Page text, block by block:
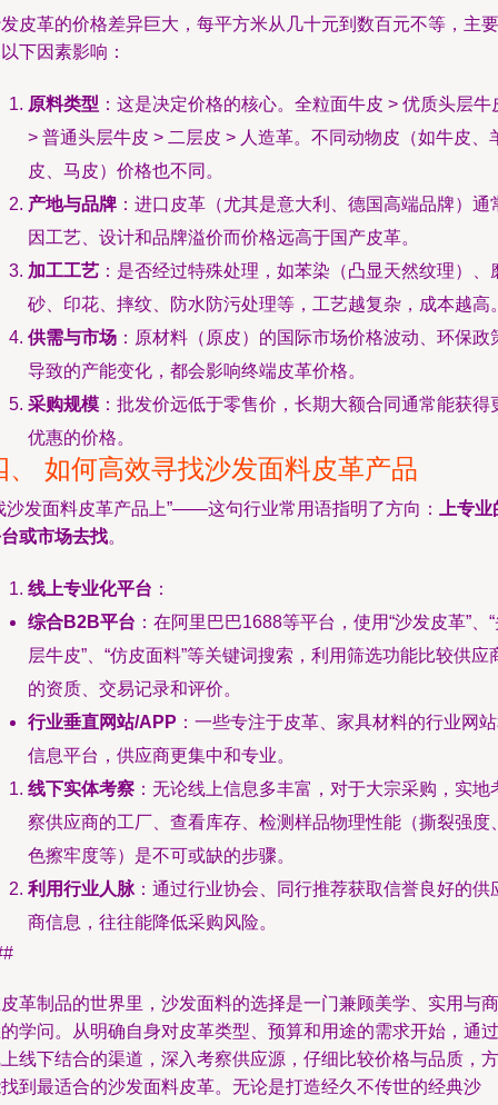
皮革的价格差异巨大，每平方米从几十元到数百元不等，主要
下因素影响：
原料类型 ：这是决定价格的核心。全粒面牛皮 > 优质头层牛
> 普通头层牛皮 > 二层皮 > 人造革。不同动物皮（如牛皮、
皮、马皮）价格也不同。
产地与品牌 ：进口皮革（尤其是意大利、德国高端品牌）通
因工艺、设计和品牌溢价而价格远高于国产皮革。
加工工艺 ：是否经过特殊处理，如苯染（凸显天然纹理）、
砂、印花、摔纹、防水防污处理等，工艺越复杂，成本越高
供需与市场 ：原材料（原皮）的国际市场价格波动、环保政
导致的产能变化，都会影响终端皮革价格。
采购规模 ：批发价远低于零售价，长期大额合同通常能获得
优惠的价格。
、 如何高效寻找沙发面料皮革产品
沙发面料皮革产品上”——这句行业常用语指明了方向：
上专业
或市场去找。
线上专业化平台 ：
综合B2B平台 ：在阿里巴巴1688等平台，使用“沙发皮革”、
层牛皮”、“仿皮面料”等关键词搜索，利用筛选功能比较供应
的资质、交易记录和评价。
行业垂直网站/APP ：一些专注于皮革、家具材料的行业网
信息平台，供应商更集中和专业。
线下实体考察 ：无论线上信息多丰富，对于大宗采购，实地
察供应商的工厂、查看库存、检测样品物理性能（撕裂强度
色擦牢度等）是不可或缺的步骤。
利用行业人脉 ：通过行业协会、同行推荐获取信誉良好的供
商信息，往往能降低采购风险。
革制品的世界里，沙发面料的选择是一门兼顾美学、实用与商
学问。从明确自身对皮革类型、预算和用途的需求开始，通过
线下结合的渠道，深入考察供应源，仔细比较价格与品质，方
到最适合的沙发面料皮革。无论是打造经久不传世的经典沙